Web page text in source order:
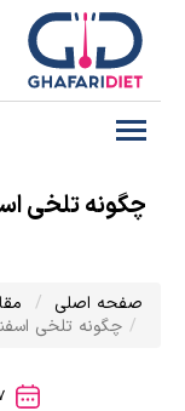
صفحه اصلی
چگونه تلخی اسفناج را